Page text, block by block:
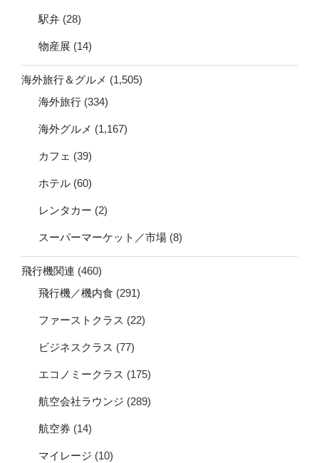
駅弁 (28)
物産展 (14)
海外旅行＆グルメ (1,505)
海外旅行 (334)
海外グルメ (1,167)
カフェ (39)
ホテル (60)
レンタカー (2)
スーパーマーケット／市場 (8)
飛行機関連 (460)
飛行機／機内食 (291)
ファーストクラス (22)
ビジネスクラス (77)
エコノミークラス (175)
航空会社ラウンジ (289)
航空券 (14)
マイレージ (10)